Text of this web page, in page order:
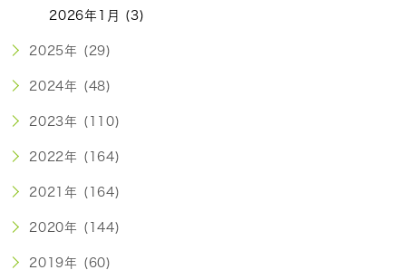
2026年1月 (3)
2025年 (29)
2024年 (48)
2023年 (110)
2022年 (164)
2021年 (164)
2020年 (144)
2019年 (60)